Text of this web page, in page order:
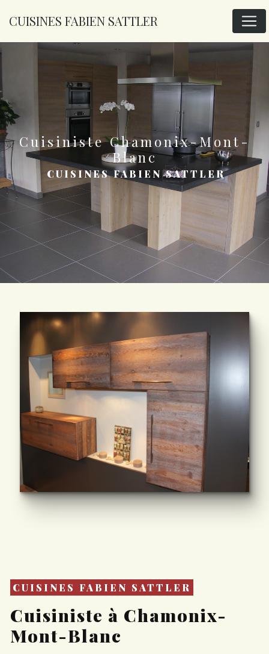
CUISINES FABIEN SATTLER
cuisiniste Chamonix-Mont-
Blanc
CUISINES FABIEN SATTLER
CUISINES FABIEN SATTLER
cuisiniste à Chamonix-
Mont-Blanc